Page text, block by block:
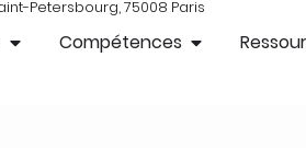
Petersbourg, 75008 Paris
Compétences